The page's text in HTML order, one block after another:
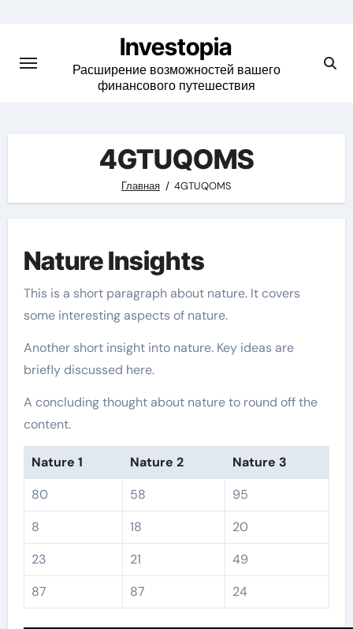
content
Investopia
Расширение возможностей вашего
финансового путешествия
4GTUQOMS
Главная 4GTUQOMS
Nature Insights
This is a short paragraph about nature. It covers
some interesting aspects of nature.
Another short insight into nature. Key ideas are
briefly discussed here.
A concluding thought about nature to round off the
content.
Nature 1 Nature 2
Nature 3
80
58
95
8
18
20
23
21
49
87
87 24